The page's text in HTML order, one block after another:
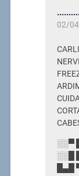
02/
░░▀
░░█